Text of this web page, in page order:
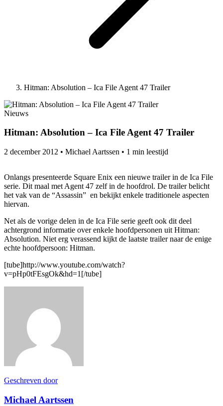
Hitman: Absolution – Ica File Agent 47 Trailer
Nieuws
Hitman: Absolution – Ica File Agent 47 Trailer
2 december 2012 • Michael Aartssen • 1 min leestijd
Onlangs presenteerde Square Enix een nieuwe trailer in de Ica File
serie. Dit maal met Agent 47 zelf in de hoofdrol. De trailer belicht
het vak van de “Assassin” en bekijkt enkele traditionele aspecten
hiervan.
Net als de vorige delen in de Ica File serie geeft ook dit deel
achtergrond informatie over enkele hoofdpersonen uit Hitman:
Absolution. Niet erg verassend kijkt de laatste trailer naar de enige
echte hoofdpersoon: Hitman.
[tube]http://www.youtube.com/watch?
v=pHp0tFEsgOk&hd=1[/tube]
Geschreven door
Michael Aartssen